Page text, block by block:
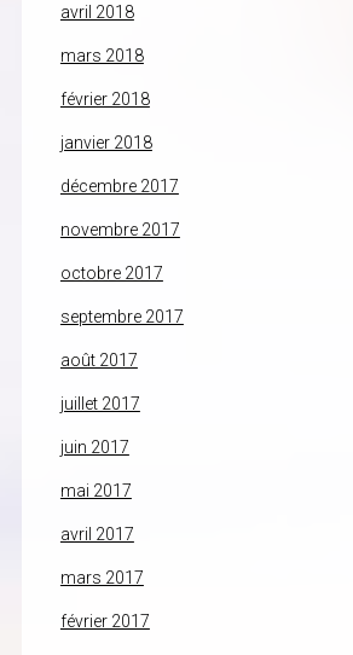
avril 2018
mars 2018
février 2018
janvier 2018
décembre 2017
novembre 2017
octobre 2017
septembre 2017
août 2017
juillet 2017
juin 2017
mai 2017
avril 2017
mars 2017
février 2017